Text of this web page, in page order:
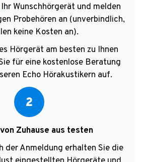
Ihr Wunschhörgerät und melden
Probehören an (unverbindlich,
keine Kosten an).
Hörgerät am besten zu Ihnen
für eine kostenlose Beratung
Echo Hörakustikern auf.
2
Zuhause aus testen
der Anmeldung erhalten Sie die